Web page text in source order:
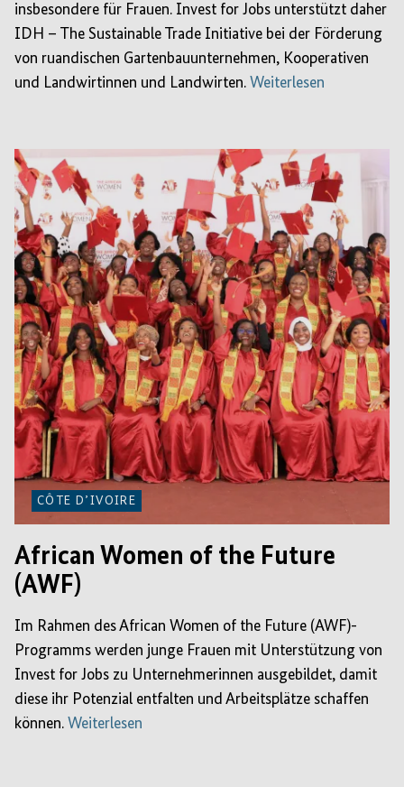
insbesondere für Frauen. Invest for Jobs unterstützt daher
IDH – The Sustainable Trade Initiative bei der Förderung
von ruandischen Gartenbauunternehmen, Kooperativen
und Landwirtinnen und Landwirten. Weiterlesen
CÔTE D’IVOIRE
African Women of the Future
(AWF)
Im Rahmen des African Women of the Future (AWF)-
Programms werden junge Frauen mit Unterstützung von
Invest for Jobs zu Unternehmerinnen ausgebildet, damit
diese ihr Potenzial entfalten und Arbeitsplätze schaffen
können. Weiterlesen